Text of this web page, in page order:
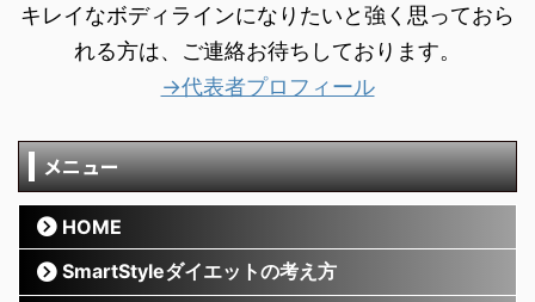
キレイなボディラインになりたいと強く思っておら
れる方は、ご連絡お待ちしております。
→代表者プロフィール
メニュー
HOME
SmartStyleダイエットの考え方